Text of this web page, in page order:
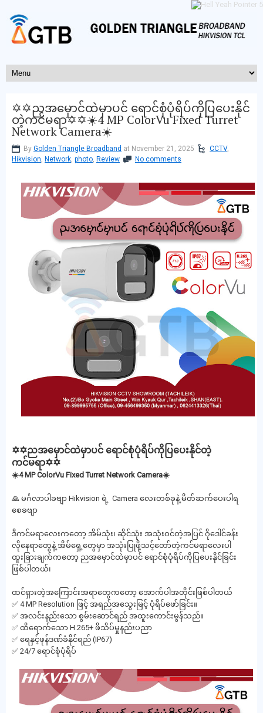
✡️✡️ညအမှောင်ထဲမှာပင် ရောင်စုံပုံရိပ်ကိုပြပေးနိုင်
တဲ့ကင်မရာ✡️✡️☀️4 MP ColorVu Fixed Turret
Network Camera☀️
By Golden Triangle Broadband at November 21, 2025 CCTV,
Hikvision, Network, photo, Review No comments
✡️✡️ညအမှောင်ထဲမှာပင် ရောင်စုံပုံရိပ်ကိုပြပေးနိုင်တဲ့
ကင်မရာ✡️✡️
☀️4 MP ColorVu Fixed Turret Network Camera☀️
🙏 မင်္ဂလာပါခဗျာ Hikvision ရဲ့ Camera လေးတစ်ခုနဲ့ မိတ်ဆက်ပေးပါရ
စေခဗျာ
ဒီကင်မရာလေးကတော့ အိမ်သုံး၊ ဆိုင်သုံး အသုံးဝင်တဲ့အပြင် ဂိုဒေါင်ခန်း
လိုနေရာတွေနဲ့ အိမ်ရှေ့တွေမှာ အသုံးပြုဖို့သင့်တော်တဲ့ကင်မရာလေးပါ
ထူးခြားချက်ကတော့ ညအမှောင်ထဲမှာပင် ရောင်စုံပုံရိပ်ကိုပြပေးနိုင်ခြင်း
ဖြစ်ပါတယ်၊
ထင်ရှားတဲ့အကြောင်းအရာတွေကတော့ အောက်ပါအတိုင်းဖြစ်ပါတယ်
✅ 4 MP Resolution ဖြင့် အရည်အသွေးမြင့် ပုံရိပ်ဖော်ခြင်း။
✅ အလင်းနည်းသော စွမ်းဆောင်ရည် အထူးကောင်းမွန်သည်။
✅ ထိရောက်သော H.265+ ဖိသိပ်မှုနည်းပညာ
✅ ရေနှင့်ဖုန်ဒဏ်ခံနိုင်ရည် (IP67)
✅ 24/7 ရောင်စုံပုံရိပ်